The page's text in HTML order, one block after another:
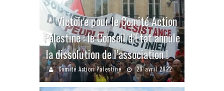
Victoire pour le Comité Action
Palestine : le Conseil d’Etat annule
la dissolution de l’association !
Comité Action Palestine 29 avril 2022